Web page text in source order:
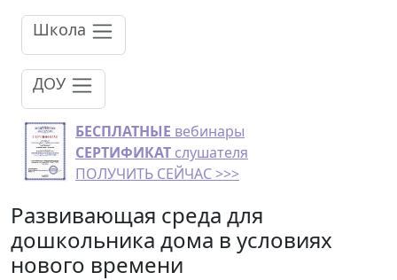
Школа
ДОУ
БЕСПЛАТНЫЕ вебинары
СЕРТИФИКАТ слушателя
ПОЛУЧИТЬ СЕЙЧАС >>>
Развивающая среда для
дошкольника дома в условиях
нового времени